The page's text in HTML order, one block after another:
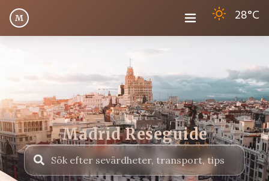
M 28°C
Madrid Reseguide